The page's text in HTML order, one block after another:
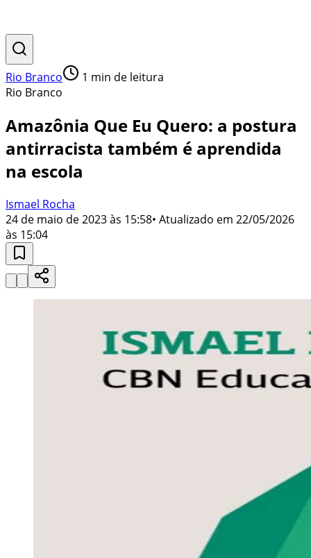
Rio Branco 1 min de leitura
Rio Branco
Amazônia Que Eu Quero: a postura
antirracista também é aprendida
na escola
Ismael Rocha
24 de maio de 2023 às 15:58• Atualizado em 22/05/2026
às 15:04